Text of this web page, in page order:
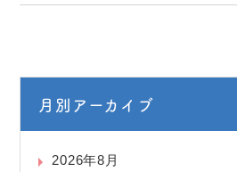
月別アーカイブ
2026年8月